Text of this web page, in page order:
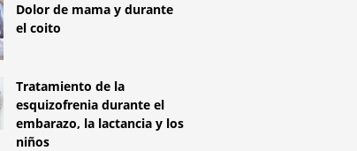
Dolor de mama y durante
el coito
Tratamiento de la
esquizofrenia durante el
embarazo, la lactancia y los
niños